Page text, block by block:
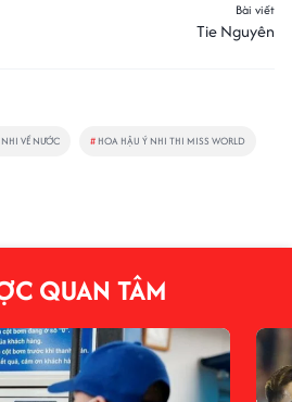
Bài viết
Tie Nguyên
VỀ NƯỚC # HOA HẬU Ý NHI THI MISS WORLD
QUAN TÂM